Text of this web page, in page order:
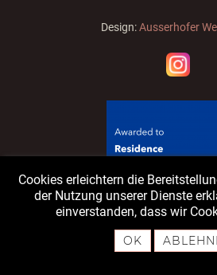
Design:Ausserhofer
Cookies erleichtern die
der Nutzung unserer Dienste
einverstanden, dass wir
OK